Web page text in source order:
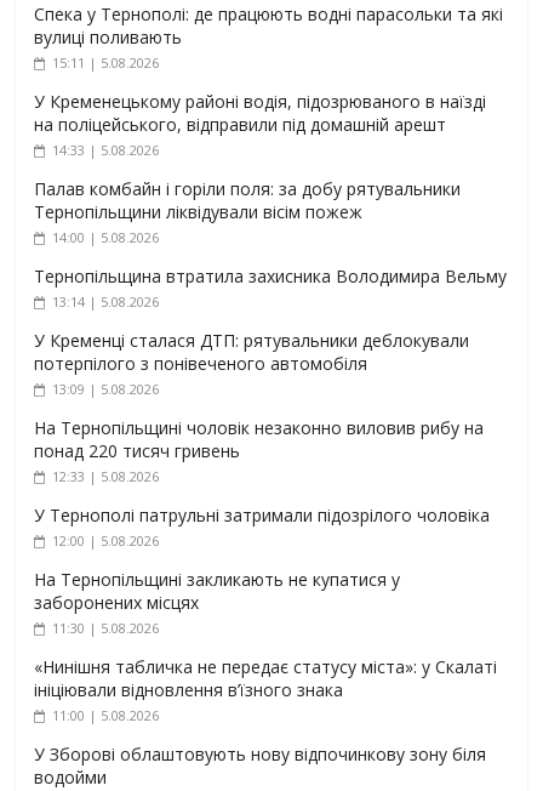
Спека у Тернополі: де працюють водні парасольки та які
вулиці поливають
15:11 | 5.08.2026
У Кременецькому районі водія, підозрюваного в наїзді
на поліцейського, відправили під домашній арешт
14:33 | 5.08.2026
Палав комбайн і горіли поля: за добу рятувальники
Тернопільщини ліквідували вісім пожеж
14:00 | 5.08.2026
Тернопільщина втратила захисника Володимира Вельму
13:14 | 5.08.2026
У Кременці сталася ДТП: рятувальники деблокували
потерпілого з понівеченого автомобіля
13:09 | 5.08.2026
На Тернопільщині чоловік незаконно виловив рибу на
понад 220 тисяч гривень
12:33 | 5.08.2026
У Тернополі патрульні затримали підозрілого чоловіка
12:00 | 5.08.2026
На Тернопільщині закликають не купатися у
заборонених місцях
11:30 | 5.08.2026
«Нинішня табличка не передає статусу міста»: у Скалаті
ініціювали відновлення в’їзного знака
11:00 | 5.08.2026
У Зборові облаштовують нову відпочинкову зону біля
водойми